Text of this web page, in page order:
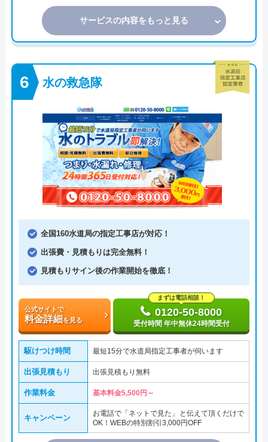
サービスの内容をもっと見る
水の救急隊
全国160水道局の指定工事店が対応！
出張費・見積もりは完全無料！
見積もりサイン後の作業開始を徹底！
公式サイトで
料金詳細を見る
まずは電話相談！
0120-50-8000
受付時間 年中無休24時間受付
駆けつけ時間 最短15分で水道局指定工事者が伺います
出張見積もり 出張見積もり無料
作業料金 基本料金5,500円～
キャンペーン
お電話で「ネットで見た」と伝えて頂くだけで
OK！WEBの特別割引3,000円OFF